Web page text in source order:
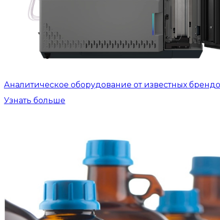
Аналитическое оборудование от известных
Узнать больше